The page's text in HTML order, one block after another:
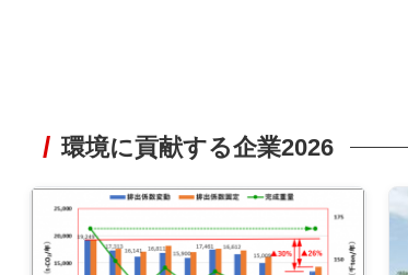
環境に貢献する企業2026